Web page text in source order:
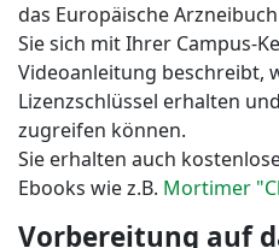
das Europäische
Sie sich mit Ihrer Campus-
Videoanleitung beschreibt,
Lizenzschlüssel erhalten
zugreifen können.
Sie erhalten auch
Ebooks wie z.B. Mortimer
Vorbereitung auf